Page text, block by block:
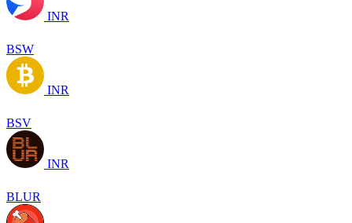
INR
BSW
INR
BSV
INR
BLUR